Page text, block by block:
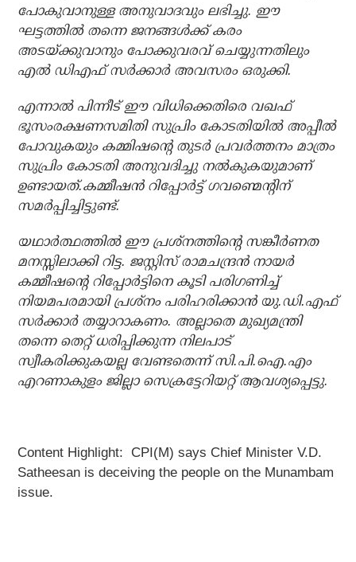
പോകുവാനുള്ള അനുവാദവും ലഭിച്ചു. ഈ
ഘട്ടത്തില്‍ തന്നെ ജനങ്ങള്‍ക്ക് കരം
അടയ്ക്കുവാനും പോക്കുവരവ് ചെയ്യുന്നതിലും
എല്‍ ഡിഎഫ് സര്‍ക്കാര്‍ അവസരം ഒരുക്കി.
എന്നാല്‍ പിന്നീട് ഈ വിധിക്കെതിരെ വഖഫ്
ഭൂസംരക്ഷണസമിതി സുപ്രിം കോടതിയില്‍ അപ്പീല്‍
പോവുകയും കമ്മിഷന്റെ തുടര്‍ പ്രവര്‍ത്തനം മാത്രം
സുപ്രിം കോടതി അനുവദിച്ചു നല്‍കുകയുമാണ്
ഉണ്ടായത്.കമ്മീഷന്‍ റിപ്പോര്‍ട്ട് ഗവണ്മെന്റിന്
സമര്‍പ്പിച്ചിട്ടുണ്ട്.
യഥാര്‍ത്ഥത്തില്‍ ഈ പ്രശ്നത്തിന്റെ സങ്കീര്‍ണത
മനസ്സിലാക്കി റിട്ട. ജസ്റ്റിസ് രാമചന്ദ്രന്‍ നായര്‍
കമ്മീഷന്റെ റിപ്പോര്‍ട്ടിനെ കൂടി പരിഗണിച്ച്
നിയമപരമായി പ്രശ്നം പരിഹരിക്കാന്‍ യു.ഡി.എഫ്
സര്‍ക്കാര്‍ തയ്യാറാകണം. അല്ലാതെ മുഖ്യമന്ത്രി
തന്നെ തെറ്റ് ധരിപ്പിക്കുന്ന നിലപാട്
സ്വീകരിക്കുകയല്ല വേണ്ടതെന്ന് സി.പി.ഐ.എം
എറണാകുളം ജില്ലാ സെക്രട്ടേറിയറ്റ് ആവശ്യപ്പെട്ടു.
Content Highlight: CPI(M) says Chief Minister V.D.
Satheesan is deceiving the people on the Munambam
issue.